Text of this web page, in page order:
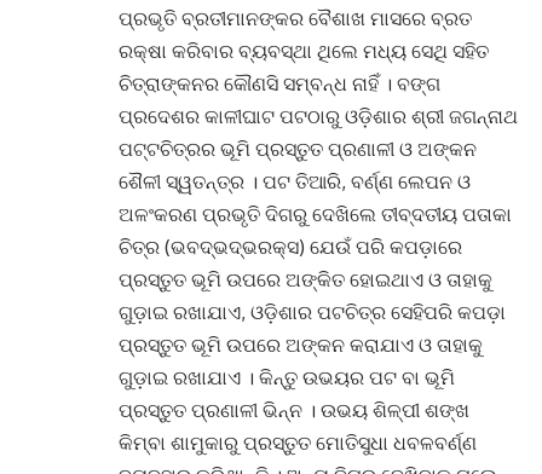
ପ୍ରଭୃତି ବ୍ରତୀମାନଙ୍କର ବୈଶାଖ ମାସରେ ବ୍ରତ
ରକ୍ଷା କରିବାର ବ୍ୟବସ୍ଥା ଥିଲେ ମଧ୍ୟ ସେଥି ସହିତ
ଚିତ୍ରାଙ୍କନର କୌଣସି ସମ୍ବନ୍ଧ ନାହିଁ । ବଙ୍ଗ
ପ୍ରଦେଶର କାଳୀଘାଟ ପଟଠାରୁ ଓଡ଼ିଶାର ଶ୍ରୀ ଜଗନ୍ନାଥ
ପଟ୍ଟଚିତ୍ରର ଭୂମି ପ୍ରସ୍ତୁତ ପ୍ରଣାଳୀ ଓ ଅଙ୍କନ
ଶୈଳୀ ସ୍ୱତନ୍ତ୍ର । ପଟ ତିଆରି, ବର୍ଣ୍ଣ ଲେପନ ଓ
ଅଳଂକରଣ ପ୍ରଭୃତି ଦିଗରୁ ଦେଖିଲେ ତୀବ୍ଦତୀୟ ପତାକା
ଚିତ୍ର (ଭବଦ୍ଭଦ୍ଭରକ୍ସ) ଯେଉଁ ପରି କପଡ଼ାରେ
ପ୍ରସ୍ତୁତ ଭୂମି ଉପରେ ଅଙ୍କିତ ହୋଇଥାଏ ଓ ତାହାକୁ
ଗୁଡ଼ାଇ ରଖାଯାଏ, ଓଡ଼ିଶାର ପଟଚିତ୍ର ସେହିପରି କପଡ଼ା
ପ୍ରସ୍ତୁତ ଭୂମି ଉପରେ ଅଙ୍କନ କରାଯାଏ ଓ ତାହାକୁ
ଗୁଡ଼ାଇ ରଖାଯାଏ । କିନ୍ତୁ ଉଭୟର ପଟ ବା ଭୂମି
ପ୍ରସ୍ତୁତ ପ୍ରଣାଳୀ ଭିନ୍ନ । ଉଭୟ ଶିଳ୍ପୀ ଶଙ୍ଖ
କିମ୍ବା ଶାମୁକାରୁ ପ୍ରସ୍ତୁତ ମୋତିସୁଧା ଧବଳବର୍ଣ୍ଣ